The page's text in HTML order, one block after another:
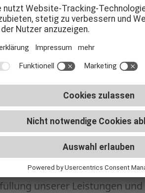
vertraglichen Leistungen (z.
Einwilligung (z.
zur
berechtigten Interessen
Betrieb und
Reichweitenmessung,
sowie Erhebung von
auf, an welcher Stelle die
unserer Leistungen